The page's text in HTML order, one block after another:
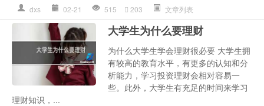
dxs 02-21 515 203 文章列表
大学生为什么要理财
为什么大学生学会理财很必要 大学生拥
有较高的教育水平，有更多的认知和分
析能力，学习投资理财会相对容易一
些。此外，大学生有充足的时间来学习
理财知识，...